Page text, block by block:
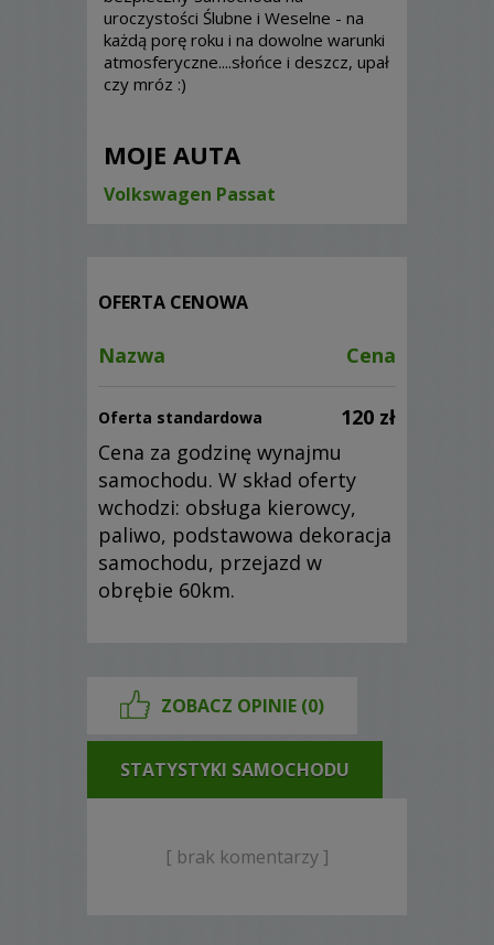
uroczystości Ślubne i Weselne - na
każdą porę roku i na dowolne warunki
atmosferyczne....słońce i deszcz, upał
czy mróz :)
MOJE AUTA
Volkswagen Passat
OFERTA CENOWA
Nazwa Cena
Oferta standardowa
120 zł
Cena za godzinę wynajmu
samochodu. W skład oferty
wchodzi: obsługa kierowcy,
paliwo, podstawowa dekoracja
samochodu, przejazd w
obrębie 60km.
ZOBACZ OPINIE (0)
STATYSTYKI SAMOCHODU
[ brak komentarzy ]